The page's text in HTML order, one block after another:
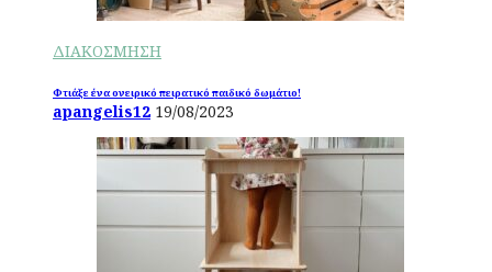
ΔΙΑΚΟΣΜΗΣΗ
Φτιάξε ένα ονειρικό πειρατικό παιδικό δωμάτιο!
apangelis12 19/08/2023